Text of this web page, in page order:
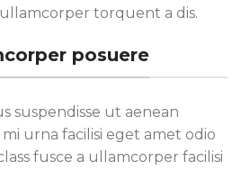
torquent a dis.
posuere
suspendisse ut aenean
urna facilisi eget amet odio
fusce a ullamcorper facilisi